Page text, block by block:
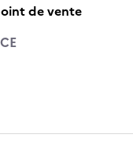
de vente